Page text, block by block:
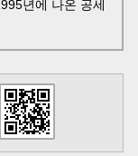
년에 나온 공세